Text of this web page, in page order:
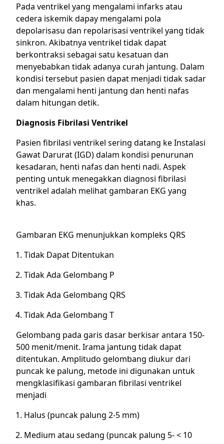
Pada ventrikel yang mengalami infarks atau
cedera iskemik dapay mengalami pola
depolarisasu dan repolarisasi ventrikel yang tidak
sinkron. Akibatnya ventrikel tidak dapat
berkontraksi sebagai satu kesatuan dan
menyebabkan tidak adanya curah jantung. Dalam
kondisi tersebut pasien dapat menjadi tidak sadar
dan mengalami henti jantung dan henti nafas
dalam hitungan detik.
Diagnosis Fibrilasi Ventrikel
Pasien fibrilasi ventrikel sering datang ke Instalasi
Gawat Darurat (IGD) dalam kondisi penurunan
kesadaran, henti nafas dan henti nadi. Aspek
penting untuk menegakkan diagnosi fibrilasi
ventrikel adalah melihat gambaran EKG yang
khas.
Gambaran EKG menunjukkan kompleks QRS
Tidak Dapat Ditentukan
Tidak Ada Gelombang P
Tidak Ada Gelombang QRS
Tidak Ada Gelombang T
Gelombang pada garis dasar berkisar antara 150-
500 menit/menit. Irama jantung tidak dapat
ditentukan. Amplitudo gelombang diukur dari
puncak ke palung, metode ini digunakan untuk
mengklasifikasi gambaran fibrilasi ventrikel
menjadi
Halus (puncak palung 2-5 mm)
Medium atau sedang (puncak palung 5- < 10